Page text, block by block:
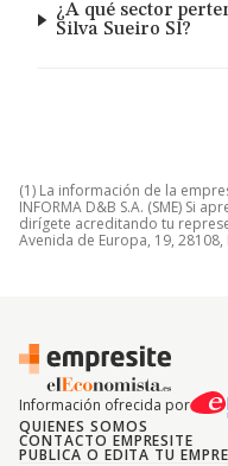
¿A qué sector
Silva Sueiro Sl?
(1) La información de la
INFORMA D&B S.A. (SME) Si
dirígete acreditando tu
Avenida de Europa, 19,
Información ofrecida por
QUIENES SOMOS
CONTACTO EMPRESITE
PUBLICA O EDITA TU